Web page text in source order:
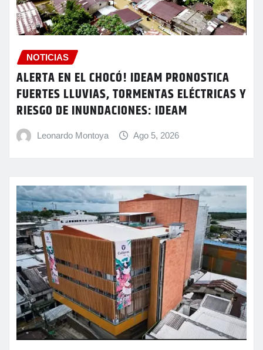
NOTICIAS
ALERTA EN EL CHOCÓ! IDEAM PRONOSTICA
FUERTES LLUVIAS, TORMENTAS ELÉCTRICAS Y
RIESGO DE INUNDACIONES: IDEAM
Leonardo Montoya Ago 5, 2026